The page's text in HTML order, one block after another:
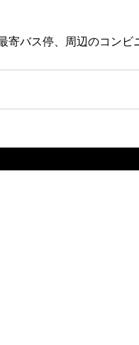
寄バス停、周辺のコンビ